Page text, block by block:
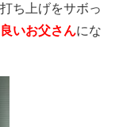
ち上げをサボっ
いお父さんにな